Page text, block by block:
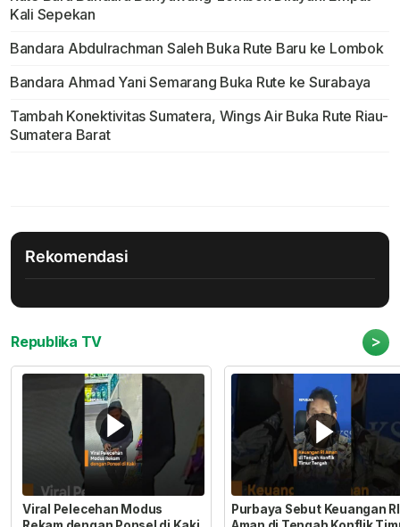
Kali Sepekan
Bandara Abdulrachman Saleh Buka Rute Baru ke Lombok
Bandara Ahmad Yani Semarang Buka Rute ke Surabaya
Tambah Konektivitas Sumatera, Wings Air Buka Rute Riau-
Sumatera Barat
Rekomendasi
Republika TV >
Viral Pelecehan Modus
Purbaya Sebut Keuangan RI